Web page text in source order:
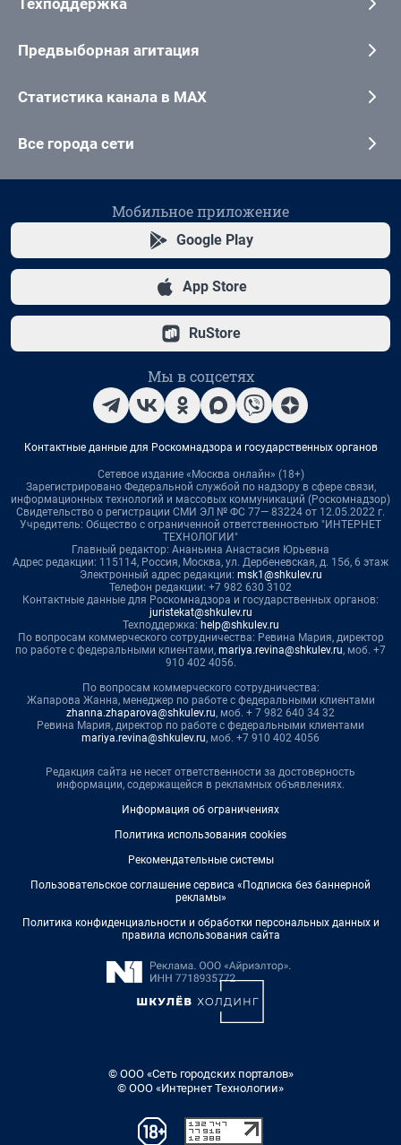
Техподдержка
Предвыборная агитация
Статистика канала в MAX
Все города сети
Мобильное приложение
Google Play
App Store
RuStore
Мы в соцсетях
Контактные данные для Роскомнадзора и государственных органов
Сетевое издание «Москва онлайн» (18+)
Зарегистрировано Федеральной службой по надзору в сфере связи,
информационных технологий и массовых коммуникаций (Роскомнадзор)
Свидетельство о регистрации СМИ ЭЛ № ФС 77— 83224 от 12.05.2022 г.
Учредитель: Общество с ограниченной ответственностью "ИНТЕРНЕТ
ТЕХНОЛОГИИ"
Главный редактор: Ананьина Анастасия Юрьевна
Адрес редакции: 115114, Россия, Москва, ул. Дербеневская, д. 15б, 6 этаж
Электронный адрес редакции: msk1@shkulev.ru
Телефон редакции: +7 982 630 3102
Контактные данные для Роскомнадзора и государственных органов:
juristekat@shkulev.ru
Техподдержка: help@shkulev.ru
По вопросам коммерческого сотрудничества: Ревина Мария, директор
по работе с федеральными клиентами, mariya.revina@shkulev.ru, моб. +7
910 402 4056.
По вопросам коммерческого сотрудничества:
Жапарова Жанна, менеджер по работе с федеральными клиентами
zhanna.zhaparova@shkulev.ru, моб. + 7 982 640 34 32
Ревина Мария, директор по работе с федеральными клиентами
mariya.revina@shkulev.ru, моб. +7 910 402 4056
Редакция сайта не несет ответственности за достоверность
информации, содержащейся в рекламных объявлениях.
Информация об ограничениях
Политика использования cookies
Рекомендательные системы
Пользовательское соглашение сервиса «Подписка без баннерной
рекламы»
Политика конфиденциальности и обработки персональных данных и
правила использования сайта
© ООО «Сеть городских порталов»
© ООО «Интернет Технологии»